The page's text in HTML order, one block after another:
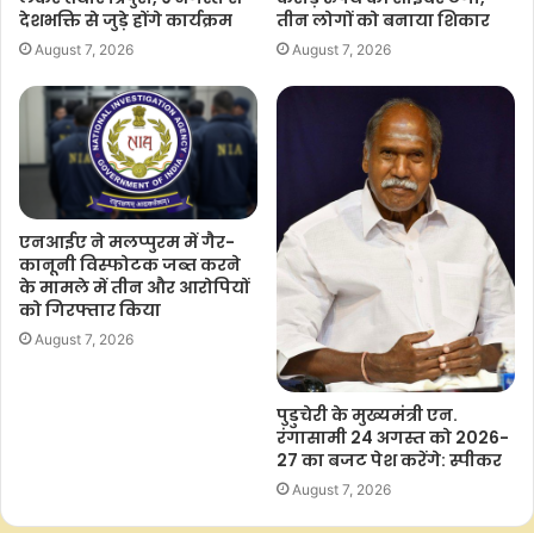
देशभक्ति से जुड़े होंगे कार्यक्रम
August 7, 2026
तीन लोगों को बनाया शिकार
August 7, 2026
एनआईए ने मलप्पुरम में गैर-
कानूनी विस्फोटक जब्त करने
के मामले में तीन और आरोपियों
को गिरफ्तार किया
August 7, 2026
पुडुचेरी के मुख्यमंत्री एन.
रंगासामी 24 अगस्त को 2026-
27 का बजट पेश करेंगे: स्पीकर
August 7, 2026